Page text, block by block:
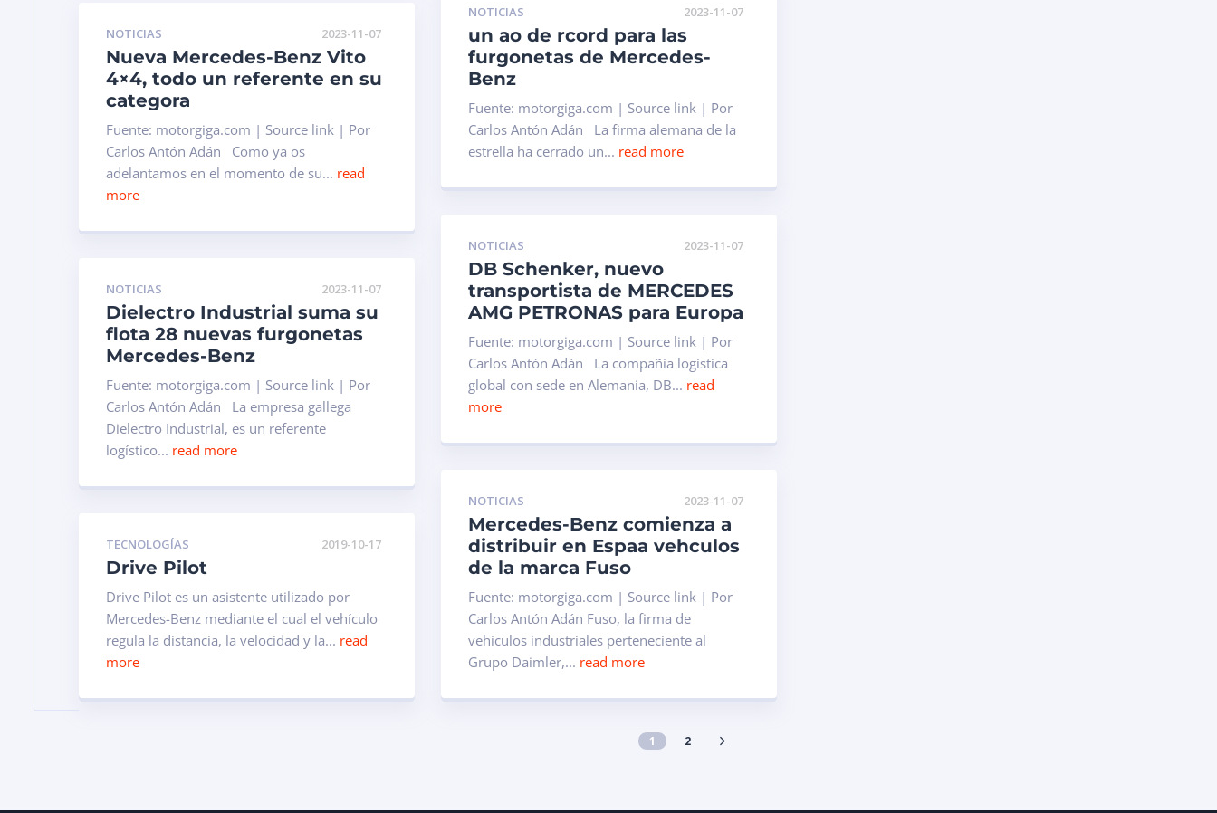
NOTICIAS 2023-11-07
un ao de rcord para las
furgonetas de Mercedes-
Benz
Fuente: motorgiga.com | Source link | Por
Carlos Antón Adán La firma alemana de la
estrella ha cerrado un... read more
NOTICIAS 2023-11-07
Nueva Mercedes-Benz Vito
4×4, todo un referente en su
categora
Fuente: motorgiga.com | Source link | Por
Carlos Antón Adán Como ya os
adelantamos en el momento de su... read
more
NOTICIAS 2023-11-07
DB Schenker, nuevo
transportista de MERCEDES
AMG PETRONAS para Europa
Fuente: motorgiga.com | Source link | Por
Carlos Antón Adán La compañía logística
global con sede en Alemania, DB... read
more
NOTICIAS 2023-11-07
Dielectro Industrial suma su
flota 28 nuevas furgonetas
Mercedes-Benz
Fuente: motorgiga.com | Source link | Por
Carlos Antón Adán La empresa gallega
Dielectro Industrial, es un referente
logístico... read more
NOTICIAS 2023-11-07
Mercedes-Benz comienza a
distribuir en Espaa vehculos
de la marca Fuso
Fuente: motorgiga.com | Source link | Por
Carlos Antón Adán Fuso, la firma de
vehículos industriales perteneciente al
Grupo Daimler,... read more
TECNOLOGÍAS 2019-10-17
Drive Pilot
Drive Pilot es un asistente utilizado por
Mercedes-Benz mediante el cual el vehículo
regula la distancia, la velocidad y la... read
more
1 2